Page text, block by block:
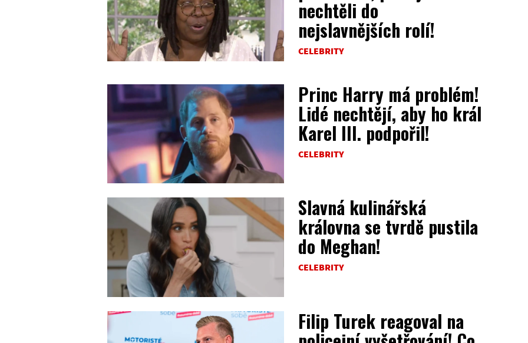
nechtěli do
nejslavnějších rolí!
CELEBRITY
Princ Harry má problém!
Lidé nechtějí, aby ho král
Karel III. podpořil!
CELEBRITY
Slavná kulinářská
královna se tvrdě pustila
do Meghan!
CELEBRITY
Filip Turek reagoval na